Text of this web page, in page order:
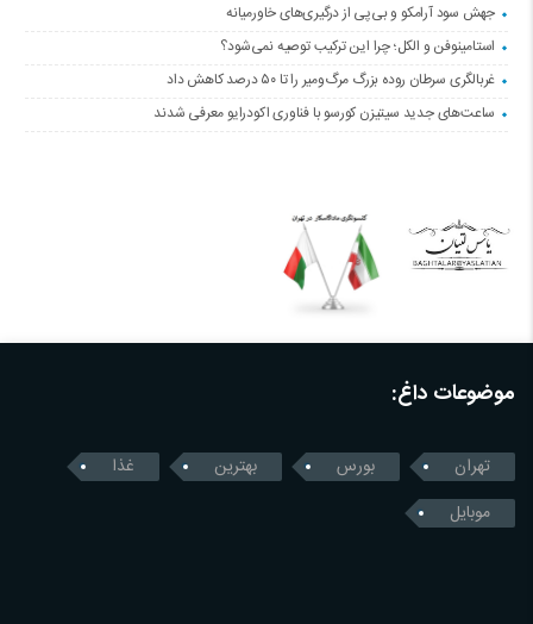
جهش سود آرامکو و بی‌پی از درگیری‌های خاورمیانه
استامینوفن و الکل؛ چرا این ترکیب توصیه نمی‌شود؟
غربالگری سرطان روده بزرگ مرگ‌ومیر را تا ۵۰ درصد کاهش داد
ساعت‌های جدید سیتیزن کورسو با فناوری اکودرایو معرفی شدند
موضوعات داغ:
تهران بورس بهترین
غذا
موبایل